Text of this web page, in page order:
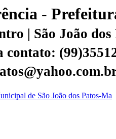
-
| São João dos
contato:
de São João dos Patos-Ma